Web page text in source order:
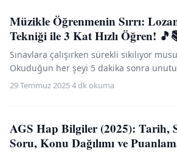
Müzikle Öğrenmenin Sırrı:
Tekniği ile 3 Kat Hızlı Öğren!
Sınavlara çalışırken sürekli sıkılıyor
Okuduğun her şeyi 5 dakika sonra
musun? Ya sana desem ki, sadece müzik
29 Temmuz 2025·4 dk okuma
AGS Hap Bilgiler (2025): Tarih,
Soru, Konu Dağılımı ve